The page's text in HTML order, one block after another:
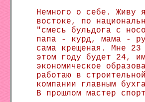
Немного о себе. Живу
востоке, по
"смесь бульдога с
папа - курд, мама -
сама крещеная. Мне
этом году будет 24,
экономическое
работаю в строительной
компании главным
В прошлом мастер